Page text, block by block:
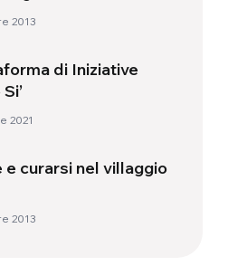
della propria
2013
di Iniziative
2021
e curarsi nel villaggio
2013